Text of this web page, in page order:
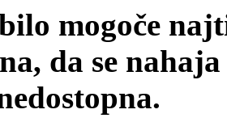
mogoče
da se